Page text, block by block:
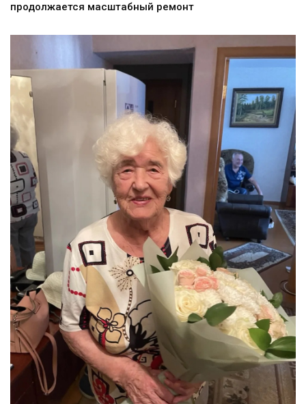
продолжается масштабный ремонт